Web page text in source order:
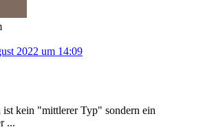
2022 um 14:09
ist kein "mittlerer Typ" sondern ein
...